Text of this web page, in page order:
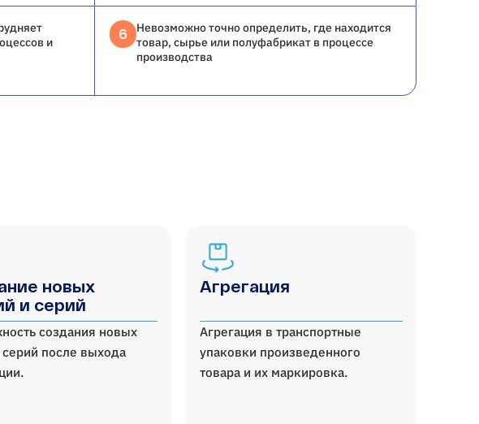
и
6
Невозможно точно определить, где находится
товар, сырье или полуфабрикат в процессе
производства
новых
и серий
создания новых
серий после выхода
Агрегация
Агрегация в транспортные
упаковки произведенного
товара и их маркировка.